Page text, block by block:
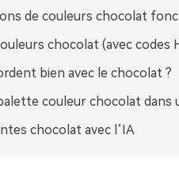
de couleurs chocolat
chocolat (avec codes
bien avec le chocolat ?
couleur chocolat dans
chocolat avec l’IA